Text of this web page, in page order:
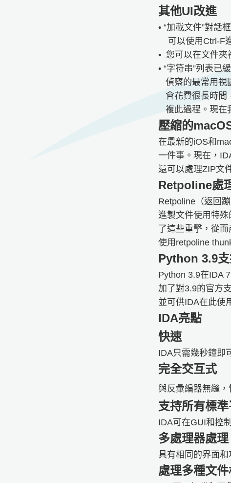
其他UI改進
• “加載文件”對話
可以使用Ctrl-F
• 您可以在文件夾
• “字符串”列表已
偵察的最常用視
會花費很長時間
複此過程。現在
壓縮的
在最新的iOS和
一件事。現在，
還可以處理ZIP文
Retpoline處
Retpoline（返回
進製文件使用特
了這些重擊，從
使用retpoline
Python 3.9
Python 3.9在IDA
加了對3.9的官方
並可供IDA在此使
IDA亮點
快速
IDA只需幾秒鐘即
完全交互式
與反彙編器無縫，
支持所有標
IDA可在GUI和控
多處理器處理
具有相同的界面和
處理多種文